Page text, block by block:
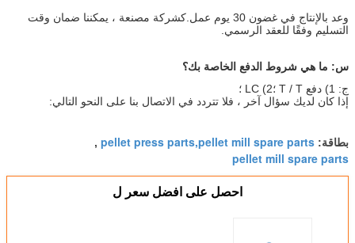
وعد بالإنتاج في غضون 30 يوم عمل.كشركة مصنعة ، يمكننا ضمان وقت
التسليم وفقًا للعقد الرسمي.
س: ما هي شروط الدفع الخاصة بك؟
ج: 1) دفع T / T ؛2) LC ؛
إذا كان لديك سؤال آخر ، فلا تتردد في الاتصال بنا على النحو التالي:
بطاقة: pellet press parts,pellet mill spare parts
,
pellet mill spare parts
احصل على افضل سعر ل